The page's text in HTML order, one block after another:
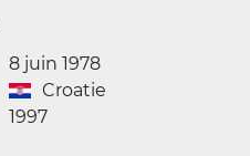
8 juin 1978
Croatie
1997